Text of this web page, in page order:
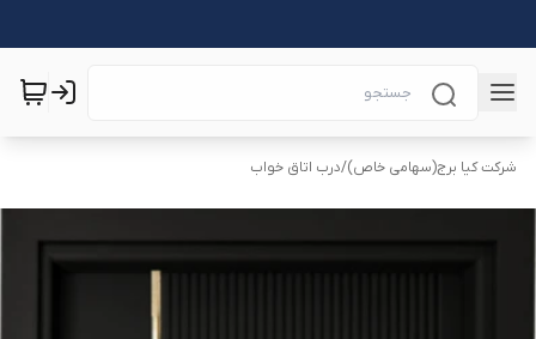
شرکت کیا برج(سهامی خاص)/درب اتاق خواب